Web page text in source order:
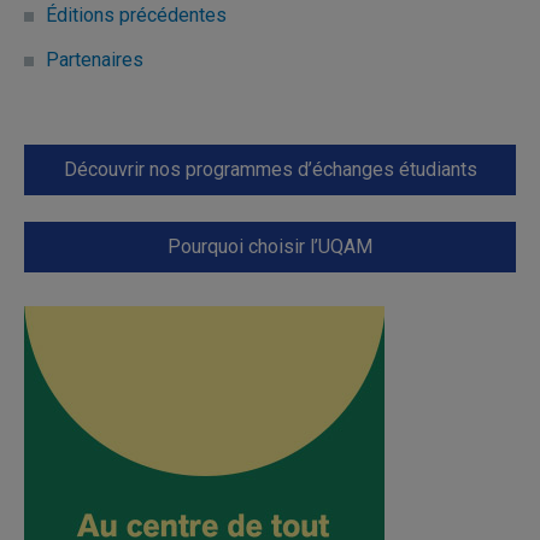
Éditions précédentes
Partenaires
Découvrir nos programmes d’échanges étudiants
Pourquoi choisir l’UQAM